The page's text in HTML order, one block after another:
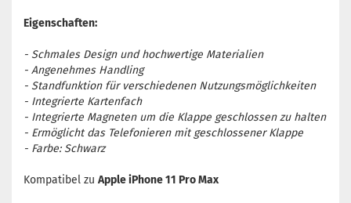
Eigenschaften:
- Schmales Design und hochwertige Materialien
- Angenehmes Handling
- Standfunktion für verschiedenen Nutzungsmöglichkeiten
- Integrierte Kartenfach
- Integrierte Magneten um die Klappe geschlossen zu halten
- Ermöglicht das Telefonieren mit geschlossener Klappe
- Farbe: Schwarz
Kompatibel zu Apple iPhone 11 Pro Max